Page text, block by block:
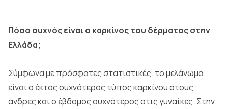
Πόσο συχνός είναι ο καρκίνος του δέρματος στην
Ελλάδα;
Σύμφωνα με πρόσφατες στατιστικές, το μελάνωμα
είναι ο έκτος συχνότερος τύπος καρκίνου στους
άνδρες και ο έβδομος συχνότερος στις γυναίκες. Στην